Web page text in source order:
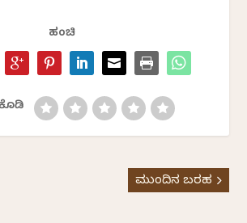
ಹಂಚಿ
ಮುಂದಿನ ಬರಹ